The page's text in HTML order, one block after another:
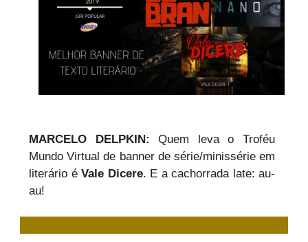
MARCELO DELPKIN: Quem leva o Troféu
Mundo Virtual de banner de série/minissérie em
literário é Vale Dicere. E a cachorrada late: au-
au!